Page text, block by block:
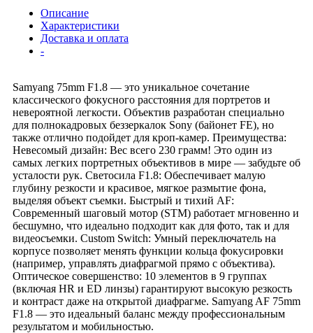
Описание
Характеристики
Доставка и оплата
-
Samyang 75mm F1.8 — это уникальное сочетание
классического фокусного расстояния для портретов и
невероятной легкости. Объектив разработан специально
для полнокадровых беззеркалок Sony (байонет FE), но
также отлично подойдет для кроп-камер. Преимущества:
Невесомый дизайн: Вес всего 230 грамм! Это один из
самых легких портретных объективов в мире — забудьте об
усталости рук. Светосила F1.8: Обеспечивает малую
глубину резкости и красивое, мягкое размытие фона,
выделяя объект съемки. Быстрый и тихий AF:
Современный шаговый мотор (STM) работает мгновенно и
бесшумно, что идеально подходит как для фото, так и для
видеосъемки. Custom Switch: Умный переключатель на
корпусе позволяет менять функции кольца фокусировки
(например, управлять диафрагмой прямо с объектива).
Оптическое совершенство: 10 элементов в 9 группах
(включая HR и ED линзы) гарантируют высокую резкость
и контраст даже на открытой диафрагме. Samyang AF 75mm
F1.8 — это идеальный баланс между профессиональным
результатом и мобильностью.